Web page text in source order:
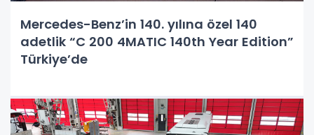
Mercedes-Benz’in 140. yılına özel 140
adetlik “C 200 4MATIC 140th Year Edition”
Türkiye’de